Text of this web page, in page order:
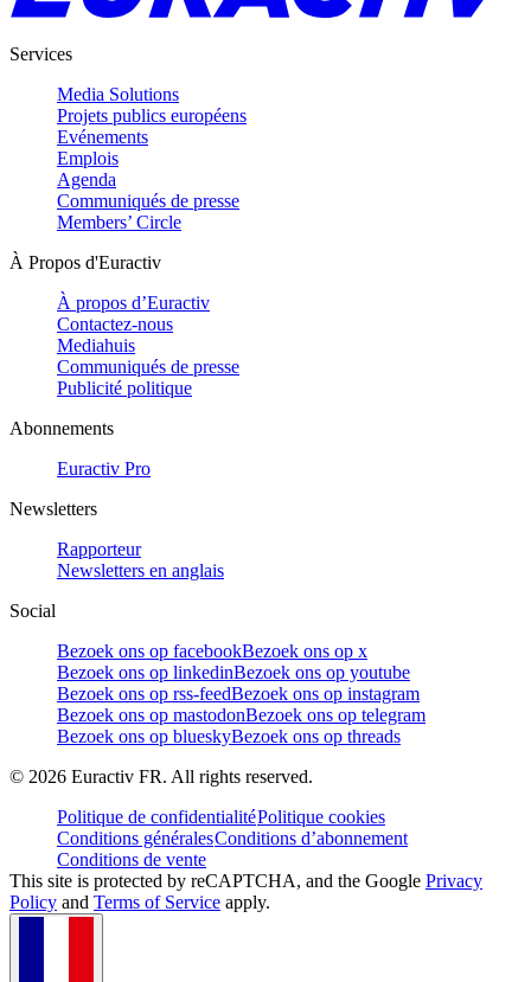
Services
Media Solutions
Projets publics européens
Evénements
Emplois
Agenda
Communiqués de presse
Members’ Circle
À Propos d'Euractiv
À propos d’Euractiv
Contactez-nous
Mediahuis
Communiqués de presse
Publicité politique
Abonnements
Euractiv Pro
Newsletters
Rapporteur
Newsletters en anglais
Social
Bezoek ons op facebookBezoek ons op x
Bezoek ons op linkedinBezoek ons op youtube
Bezoek ons op rss-feedBezoek ons op instagram
Bezoek ons op mastodonBezoek ons op telegram
Bezoek ons op blueskyBezoek ons op threads
© 2026 Euractiv FR. All rights reserved.
Politique de confidentialitéPolitique cookies
Conditions généralesConditions d’abonnement
Conditions de vente
This site is protected by reCAPTCHA, and the Google Privacy
Policy and Terms of Service apply.